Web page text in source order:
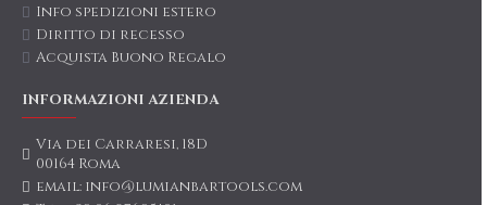
Info spedizioni estero
Diritto di recesso
Acquista Buono Regalo
INFORMAZIONI AZIENDA
Via dei Carraresi, 18D
00164 Roma
email: info@lumianbartools.com